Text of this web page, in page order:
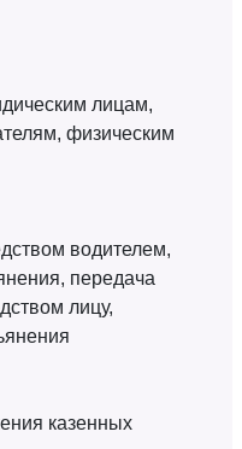
лицам,
физическим
водителем,
передача
лицу,
казенных